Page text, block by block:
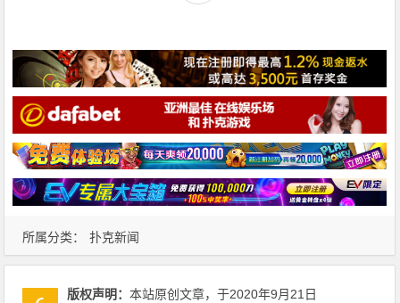
所属分类： 扑克新闻
版权声明：本站原创文章，于2020年9月21日